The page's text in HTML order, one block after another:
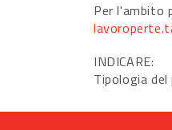
Per l'ambito
INDICARE:
Tipologia